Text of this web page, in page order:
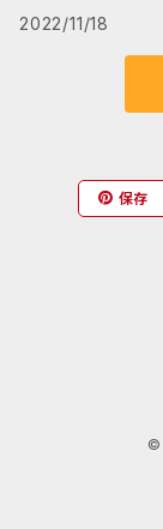
2022/11/18
保存
©